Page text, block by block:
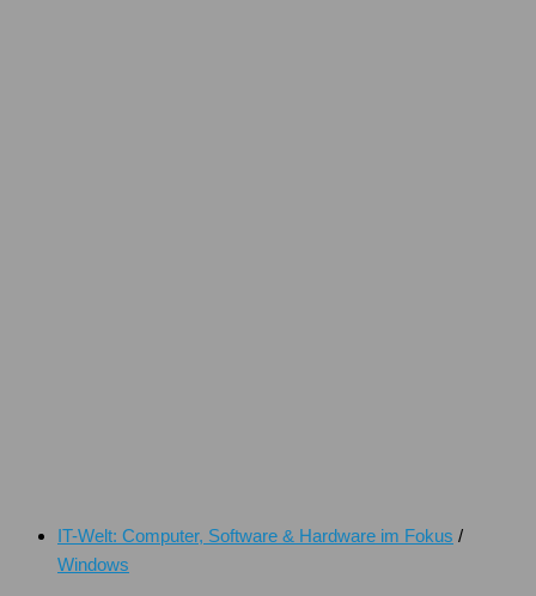
IT-Welt: Computer, Software & Hardware im Fokus /
Windows